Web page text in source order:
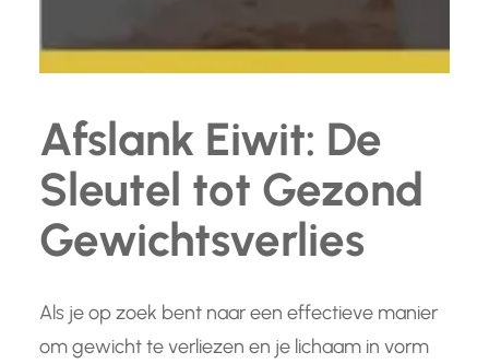
Afslank Eiwit: De
Sleutel tot Gezond
Gewichtsverlies
Als je op zoek bent naar een effectieve manier
om gewicht te verliezen en je lichaam in vorm